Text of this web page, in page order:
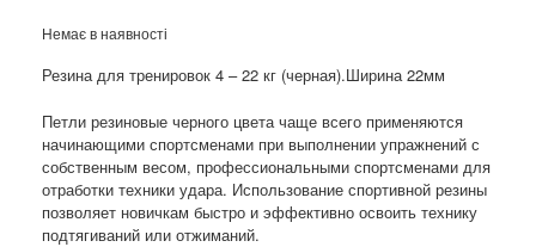
Немає в наявності
Резина для тренировок 4 – 22 кг (черная).Ширина 22мм
Петли резиновые черного цвета чаще всего применяются
начинающими спортсменами при выполнении упражнений с
собственным весом, профессиональными спортсменами для
отработки техники удара. Использование спортивной резины
позволяет новичкам быстро и эффективно освоить технику
подтягиваний или отжиманий.